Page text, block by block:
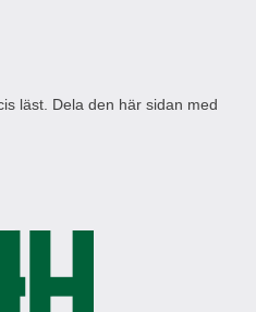
läst. Dela den här sidan med